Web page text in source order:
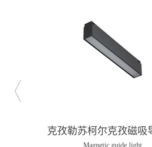
克孜勒苏柯尔克孜磁吸
Magnetic guide light